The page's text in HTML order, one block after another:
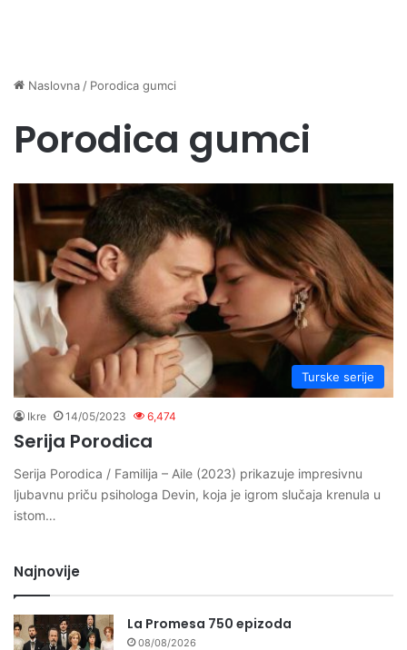
Naslovna / Porodica gumci
Porodica gumci
Turske serije
Ikre 14/05/2023 6,474
Serija Porodica
Serija Porodica / Familija – Aile (2023) prikazuje impresivnu
ljubavnu priču psihologa Devin, koja je igrom slučaja krenula u
istom…
Najnovije
La Promesa 750 epizoda
08/08/2026